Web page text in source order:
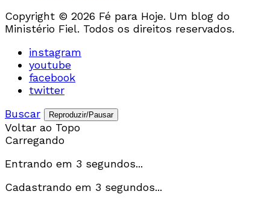
Copyright © 2026 Fé para Hoje. Um blog do
Ministério Fiel. Todos os direitos reservados.
instagram
youtube
facebook
twitter
Buscar
Reproduzir/Pausar
Voltar ao Topo
Carregando
Entrando em 3 segundos...
Cadastrando em 3 segundos...